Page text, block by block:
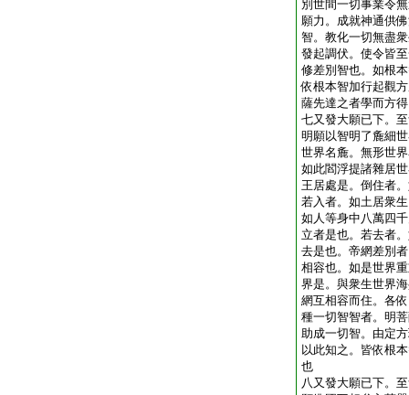
別世間一切事業令
願力。成就神通供
智。教化一切無盡
發起調伏。使令皆
修差別智也。如根
依根本智加行起觀
薩先達之者學而方得
七又發大願已下。
明願以智明了麁細
世界名麁。無形世
如此閻浮提諸雜居
王居處是。倒住者
若入者。如土居衆
如人等身中八萬四
立者是也。若去者
去是也。帝網差別
相容也。如是世界
界是。與衆生世界
網互相容而住。各
種一切智智者。明
助成一切智。由定
以此知之。皆依根
也
八又發大願已下。